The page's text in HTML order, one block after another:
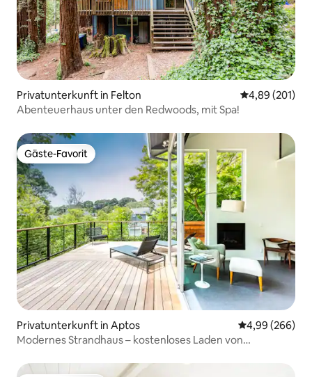
Privatunterkunft in Felton
4,89 (201)
Abenteuerhaus unter den Redwoods, mit Spa!
Gäste-Favorit
Gäste-Favorit
Privatunterkunft in Aptos
4,99 (266)
Modernes Strandhaus – kostenloses Laden von